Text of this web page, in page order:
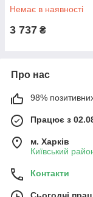
Немає в наявності
3 737 ₴
Про нас
98% позитивних
Працює з
м. Харків
Київський
Контакти